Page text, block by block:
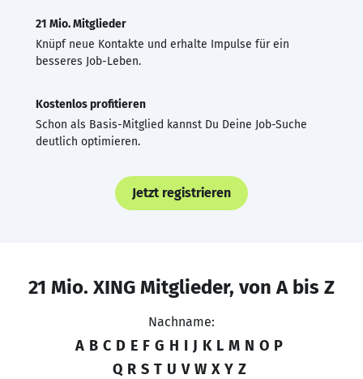
21 Mio. Mitglieder
Knüpf neue Kontakte und erhalte Impulse für ein
besseres Job-Leben.
Kostenlos profitieren
Schon als Basis-Mitglied kannst Du Deine Job-Suche
deutlich optimieren.
Jetzt registrieren
21 Mio. XING Mitglieder, von A bis Z
Nachname:
A B C D E F G H I J K L M N O P
Q R S T U V W X Y Z